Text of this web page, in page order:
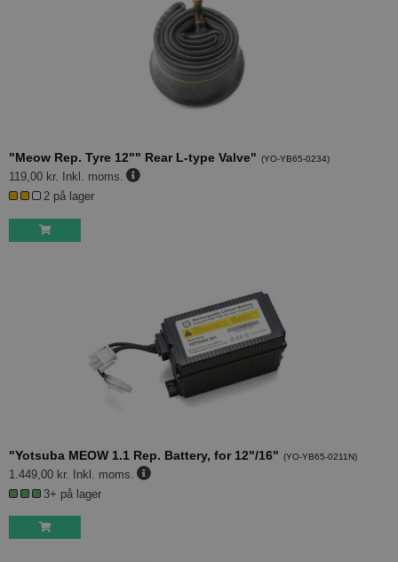
"Meow Rep. Tyre 12"" Rear L-type Valve" (YO-YB65-0234)
119,00 kr.
Inkl. moms.
2 på lager
"Yotsuba MEOW 1.1 Rep. Battery, for 12"/16" (YO-YB65-0211N)
1.449,00 kr. Inkl. moms.
3+ på lager